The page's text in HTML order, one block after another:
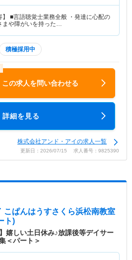
】 ■言語聴覚士業務全般 ・発達に心配の
まや障がいを持った…
積極採用中
この求人を問い合わせる
詳細を見る
株式会社アンド・アイの求人一覧
更新日：2026/07/15 求人番号：9825390
こぱんはうすさくら浜松南教室
ト)
嬉しい土日休み♪放課後等デイサー
＜パート＞